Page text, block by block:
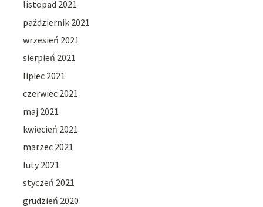
listopad 2021
październik 2021
wrzesień 2021
sierpień 2021
lipiec 2021
czerwiec 2021
maj 2021
kwiecień 2021
marzec 2021
luty 2021
styczeń 2021
grudzień 2020